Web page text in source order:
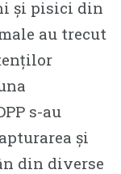
și pisici din
au trecut
s-au
și
din diverse